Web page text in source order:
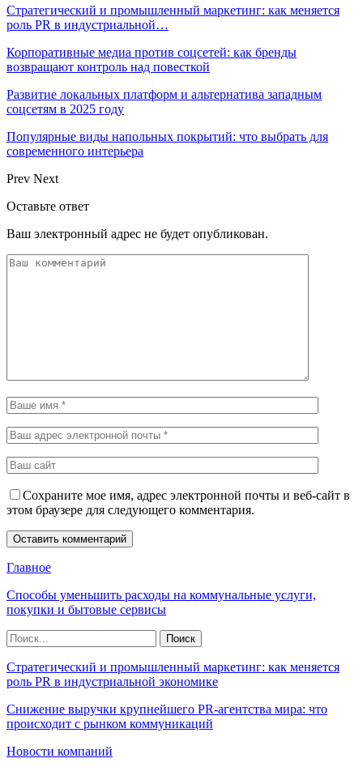
Стратегический и промышленный маркетинг: как меняется
роль PR в индустриальной…
Корпоративные медиа против соцсетей: как бренды
возвращают контроль над повесткой
Развитие локальных платформ и альтернатива западным
соцсетям в 2025 году
Популярные виды напольных покрытий: что выбрать для
современного интерьера
Prev Next
Оставьте ответ
Ваш электронный адрес не будет опубликован.
Сохраните мое имя, адрес электронной почты и веб-сайт в
этом браузере для следующего комментария.
Главное
Способы уменьшить расходы на коммунальные услуги,
покупки и бытовые сервисы
Стратегический и промышленный маркетинг: как меняется
роль PR в индустриальной экономике
Снижение выручки крупнейшего PR-агентства мира: что
происходит с рынком коммуникаций
Новости компаний